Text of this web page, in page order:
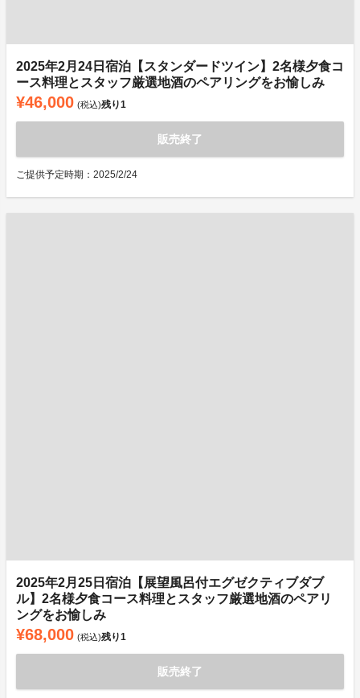
2025年2月24日宿泊【スタンダードツイン】2名様夕食コ
ース料理とスタッフ厳選地酒のペアリングをお愉しみ
¥46,000 (税込)残り1
販売終了
ご提供予定時期：2025/2/24
2025年2月25日宿泊【展望風呂付エグゼクティブダブ
ル】2名様夕食コース料理とスタッフ厳選地酒のペアリ
ングをお愉しみ
¥68,000 (税込)残り1
販売終了